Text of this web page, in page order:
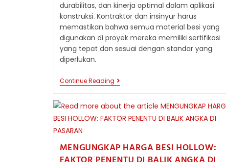
durabilitas, dan kinerja optimal dalam aplikasi
konstruksi. Kontraktor dan insinyur harus
memastikan bahwa semua material besi yang
digunakan di proyek mereka memiliki sertifikasi
yang tepat dan sesuai dengan standar yang
diperlukan.
Continue ReadingSTANDAR
INDUSTRI
HOLLOW
KESELAMATAN
MENGUNGKAP HARGA BESI HOLLOW: